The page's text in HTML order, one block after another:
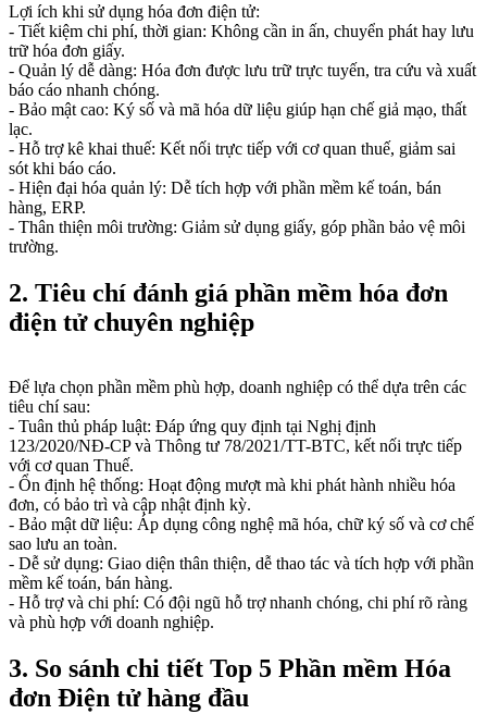
Lợi ích khi sử dụng hóa đơn điện tử:
- Tiết kiệm chi phí, thời gian: Không cần in ấn, chuyển phát hay lưu
trữ hóa đơn giấy.
- Quản lý dễ dàng: Hóa đơn được lưu trữ trực tuyến, tra cứu và xuất
báo cáo nhanh chóng.
- Bảo mật cao: Ký số và mã hóa dữ liệu giúp hạn chế giả mạo, thất
lạc.
- Hỗ trợ kê khai thuế: Kết nối trực tiếp với cơ quan thuế, giảm sai
sót khi báo cáo.
- Hiện đại hóa quản lý: Dễ tích hợp với phần mềm kế toán, bán
hàng, ERP.
- Thân thiện môi trường: Giảm sử dụng giấy, góp phần bảo vệ môi
trường.
2. Tiêu chí đánh giá phần mềm hóa đơn
điện tử chuyên nghiệp
Để lựa chọn phần mềm phù hợp, doanh nghiệp có thể dựa trên các
tiêu chí sau:
- Tuân thủ pháp luật: Đáp ứng quy định tại Nghị định
123/2020/NĐ-CP và Thông tư 78/2021/TT-BTC, kết nối trực tiếp
với cơ quan Thuế.
- Ổn định hệ thống: Hoạt động mượt mà khi phát hành nhiều hóa
đơn, có bảo trì và cập nhật định kỳ.
- Bảo mật dữ liệu: Áp dụng công nghệ mã hóa, chữ ký số và cơ chế
sao lưu an toàn.
- Dễ sử dụng: Giao diện thân thiện, dễ thao tác và tích hợp với phần
mềm kế toán, bán hàng.
- Hỗ trợ và chi phí: Có đội ngũ hỗ trợ nhanh chóng, chi phí rõ ràng
và phù hợp với doanh nghiệp.
3. So sánh chi tiết Top 5 Phần mềm Hóa
đơn Điện tử hàng đầu